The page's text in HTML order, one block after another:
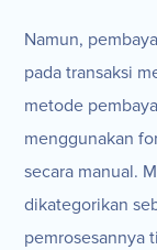
Namun,
pada transaksi
metode
menggunakan
secara manual.
dikategorikan
pemrosesannya